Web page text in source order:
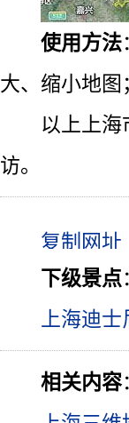
使用方法
大、缩小地图
以上上海
访。
下级景点
上海迪士
相关内容